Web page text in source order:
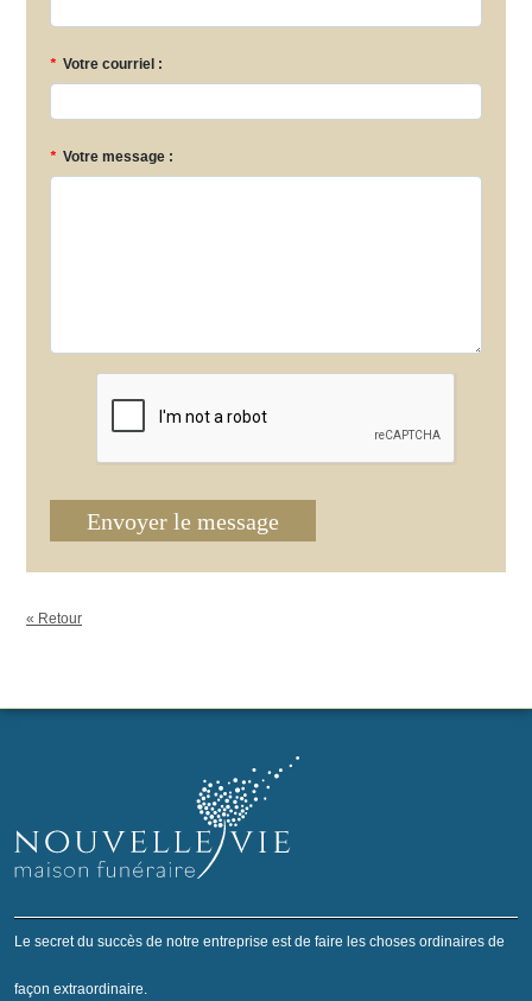
* Votre courriel :
* Votre message :
Envoyer le message
« Retour
Le secret du succès de notre entreprise est de faire les choses ordinaires de
façon extraordinaire.